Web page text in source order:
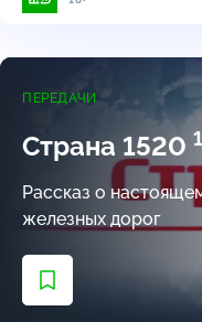
ПЕРЕДАЧИ
Страна 1520
Рассказ о
железных дорог